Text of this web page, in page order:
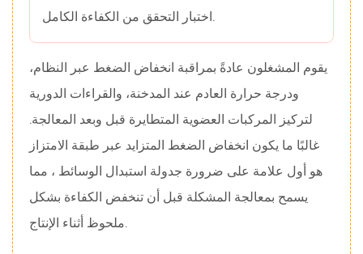
اختبار التحقق من الكفاءة الكامل.
يقوم المشغلون عادةً بمراقبة انخفاض الضغط عبر النظام،
ودرجة حرارة العادم عند المدخنة، والقراءات الدورية
لتركيز المركبات العضوية المتطايرة قبل وبعد المعالجة.
غالبًا ما يكون انخفاض الضغط المتزايد عبر طبقة الامتزاز
هو أول علامة على ضرورة جدولة استبدال الوسائط ، مما
يسمح بمعالجة المشكلة قبل أن تنخفض الكفاءة بشكل
ملحوظ أثناء الإنتاج.